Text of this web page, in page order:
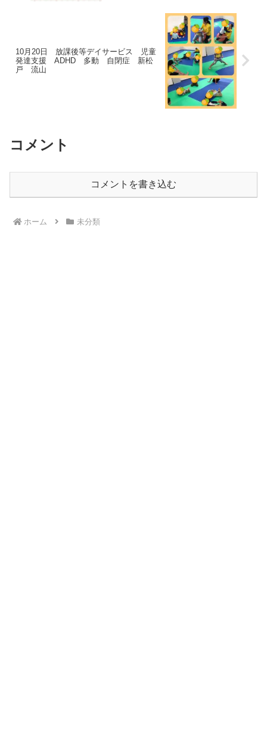
10月20日 放課後等デイサービス 児童
発達支援 ADHD 多動 自閉症 新松
戸 流山
コメント
コメントを書き込む
ホーム 未分類